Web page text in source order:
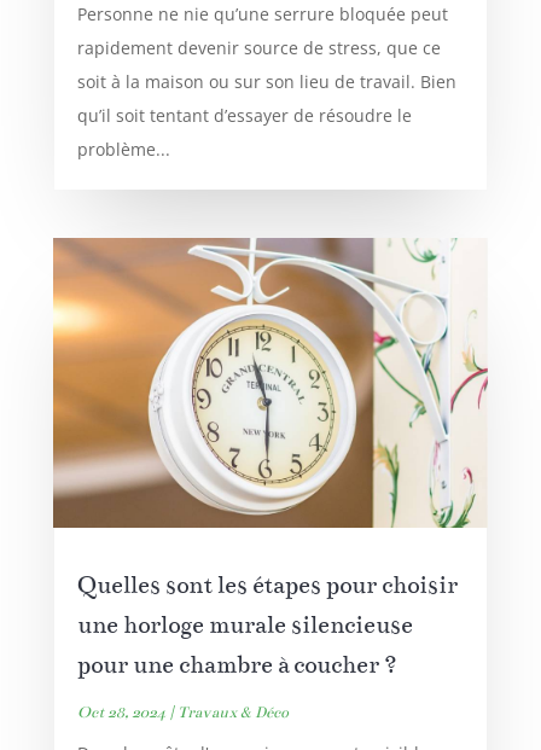
Personne ne nie qu’une serrure bloquée peut
rapidement devenir source de stress, que ce
soit à la maison ou sur son lieu de travail. Bien
qu’il soit tentant d’essayer de résoudre le
problème...
Quelles sont les étapes pour choisir
une horloge murale silencieuse
pour une chambre à coucher ?
Oct 28, 2024| Travaux & Déco